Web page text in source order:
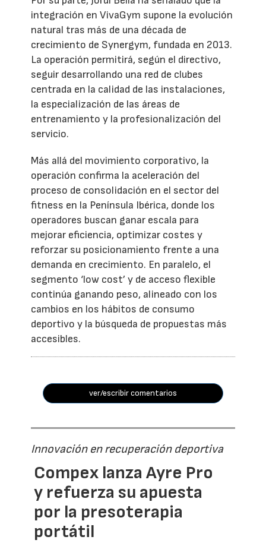
integración en VivaGym supone la evolución
natural tras más de una década de
crecimiento de Synergym, fundada en 2013.
La operación permitirá, según el directivo,
seguir desarrollando una red de clubes
centrada en la calidad de las instalaciones,
la especialización de las áreas de
entrenamiento y la profesionalización del
servicio.
Más allá del movimiento corporativo, la
operación confirma la aceleración del
proceso de consolidación en el sector del
fitness en la Península Ibérica, donde los
operadores buscan ganar escala para
mejorar eficiencia, optimizar costes y
reforzar su posicionamiento frente a una
demanda en crecimiento. En paralelo, el
segmento ‘low cost’ y de acceso flexible
continúa ganando peso, alineado con los
cambios en los hábitos de consumo
deportivo y la búsqueda de propuestas más
accesibles.
ver/escribir comentarios
Innovación en recuperación deportiva
Compex lanza Ayre Pro
y refuerza su apuesta
por la presoterapia
portátil